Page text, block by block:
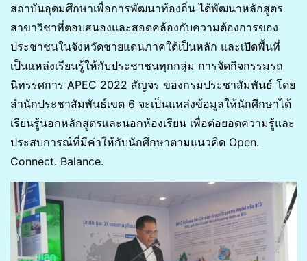
สถาบันอุดมศึกษาเพื่อการพัฒนาท้องถิ่น ได้พัฒนาหลักสูตร
สาขาวิชาที่ตอบสนองและสอดคล้องกับความต้องการของ
ประชาชนในจังหวัดชายแดนภาคใต้เป็นหลัก และเปิดพื้นที่
เป็นแหล่งเรียนรู้ให้กับประชาชนทุกกลุ่ม การจัดกิจกรรมรถ
นิทรรศการ APEC 2022 สัญจร ของกรมประชาสัมพันธ์ โดย
สำนักประชาสัมพันธ์เขต 6 จะเป็นแหล่งข้อมูลให้นักศึกษาได้
เรียนรู้นอกหลักสูตรและนอกห้องเรียน เพื่อต่อยอดความรู้และ
ประสบการณ์ที่มีค่าให้กับนักศึกษาตามแนวคิด Open.
Connect. Balance.